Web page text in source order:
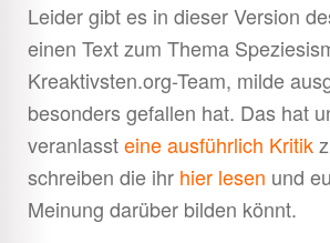
Leider gibt es in dieser Version
einen Text zum Thema
Kreaktivsten.org-Team, milde
besonders gefallen hat. Das hat
veranlassteine ausführlich Kritik
schreiben die ihr hier lesen und
Meinung darüber bilden könnt.